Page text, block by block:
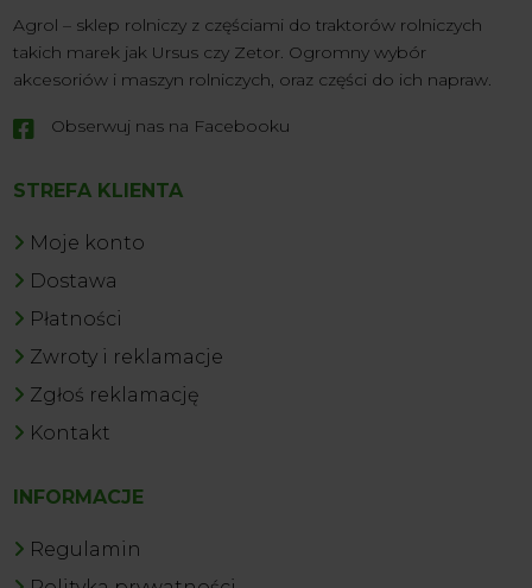
Agrol – sklep rolniczy z częściami do traktorów rolniczych
takich marek jak Ursus czy Zetor. Ogromny wybór
akcesoriów i maszyn rolniczych, oraz części do ich napraw.
 Obserwuj nas na Facebooku
STREFA KLIENTA
Moje konto
Dostawa
Płatności
Zwroty i reklamacje
Zgłoś reklamację
Kontakt
INFORMACJE
Regulamin